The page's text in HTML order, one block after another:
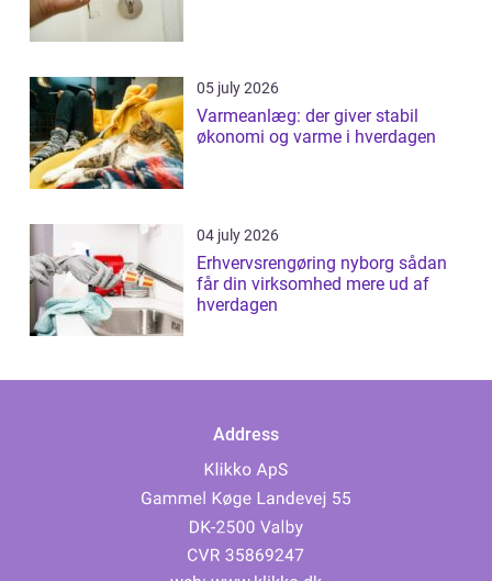
05 july 2026
Varmeanlæg: der giver stabil
økonomi og varme i hverdagen
04 july 2026
Erhvervsrengøring nyborg sådan
får din virksomhed mere ud af
hverdagen
Address